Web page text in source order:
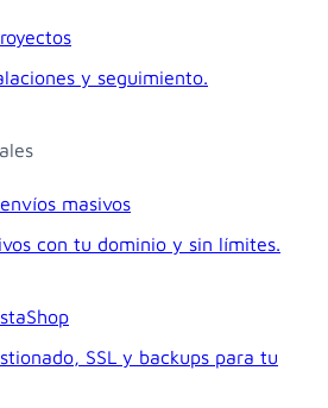
y seguimiento.
masivos
con tu dominio y sin límites.
SSL y backups para tu